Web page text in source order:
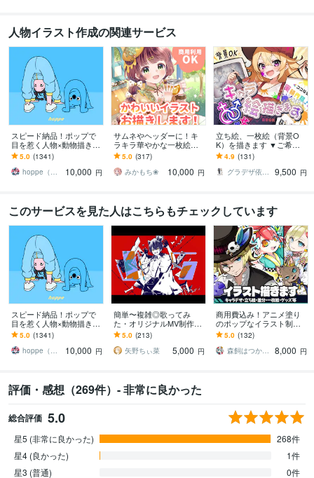
人物イラスト作成の関連サービス
スピード納品！ポップで
目を惹く人物×動物描きま
す 挿絵・動画・グッズな
ど鮮やかな配色で個性を
出したい方へ
5.0 (1341)
hoppe（ほっぺ）
10,000 円
サムネやヘッダーに！キ
ラキラ華やかな一枚絵描
きます 商用OK！淡くて可
愛い小物や背景、衣装の
デザインも♪
5.0 (317)
みかもち❀
10,000 円
立ち絵、一枚絵（背景O
K）を描きます ▼ご希望
に合わせます！ライブ２
D、ゲーム、コミック、ア
ニメ等
4.9 (131)
グラデザ依頼 ※活動名（グラデザねっこ）
9,500 円
このサービスを見た人はこちらもチェックしています
スピード納品！ポップで
目を惹く人物×動物描きま
す 挿絵・動画・グッズな
ど鮮やかな配色で個性を
出したい方へ
5.0 (1341)
hoppe（ほっぺ）
10,000 円
簡単〜複雑◎歌ってみ
た・オリジナルMV制作し
ます Vtuber・歌い手必
見！お任せ〜本家再現ま
で可能！
5.0 (213)
矢野ちぃ菜
5,000 円
商用費込み！アニメ塗り
のポップなイラスト制作
します 配信、動画、SN
S、IRIAMやグッズに！幅
広く対応
5.0 (132)
森飼はつか／ｲﾗｽﾄﾚｰﾀｰ
8,000 円
評価・感想（269件）- 非常に良かった
総合評価 5.0
星5 (非常に良かった)
268件
星4 (良かった)
1件
星3 (普通)
0件